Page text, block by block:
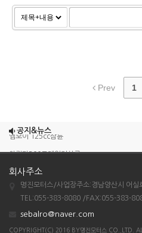
Prev 1
공지&뉴스
엠보이 125cc삼륜
아킬라300트레일러삼륜
아킬라300 삼륜
시티밴승용배달용
회사주소
명진모터스/사업장주소:경남양산시 어
TEL:055-383-8080 /FAX:055-383-
sebalro@naver.com
COPYRIGHT(C) 2016 BY명진모터스 CO.,LTD.